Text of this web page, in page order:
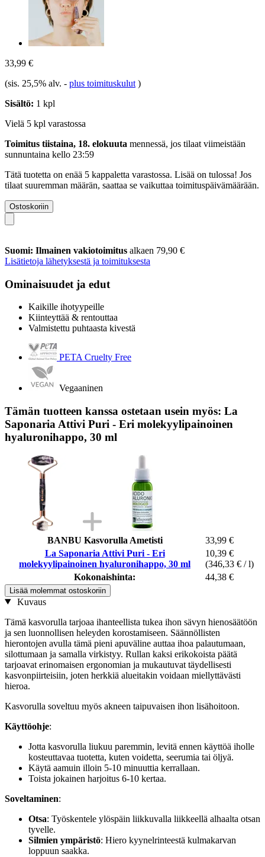
33,99 €
(sis. 25,5% alv. - plus toimituskulut )
Sisältö: 1 kpl
Vielä 5 kpl varastossa
Toimitus tiistaina, 18. elokuuta mennessä, jos tilaat viimeistään
sunnuntaina kello 23:59
Tätä tuotetta on enää 5 kappaletta varastossa. Lisää on tulossa! Jos
tilaat suuremman määrän, saattaa se vaikuttaa toimituspäivämäärään.
Ostoskoriin
Suomi: Ilmainen vakiotoimitus alkaen 79,90 €
Lisätietoja lähetyksestä ja toimituksesta
Ominaisuudet ja edut
Kaikille ihotyypeille
Kiinteyttää & rentouttaa
Valmistettu puhtaasta kivestä
PETA Cruelty Free
Vegaaninen
Tämän tuotteen kanssa ostetaan usein myös: La
Saponaria Attivi Puri - Eri molekyylipainoinen
hyaluronihappo, 30 ml
BANBU Kasvorulla Ametisti
33,99 €
La Saponaria Attivi Puri - Eri
molekyylipainoinen hyaluronihappo, 30 ml
10,39 €
(346,33 € / l)
Kokonaishinta:
44,38 €
Lisää molemmat ostoskoriin
Kuvaus
Tämä kasvorulla tarjoaa ihanteellista tukea ihon sävyn hienosäätöön
ja sen luonnollisen heleyden korostamiseen. Säännöllisten
hierontojen avulla tämä pieni apuväline auttaa ihoa palautumaan,
silottumaan ja samalla virkistyy. Rullan kaksi erikokoista päätä
tarjoavat erinomaisen ergonomian ja mukautuvat täydellisesti
kasvonpiirteisiin, joten herkkiä alueitakin voidaan miellyttävästi
hieroa.
Kasvorulla soveltuu myös akneen taipuvaisen ihon lisähoitoon.
Käyttöohje:
Jotta kasvorulla liukuu paremmin, levitä ennen käyttöä iholle
kosteuttavaa tuotetta, kuten voidetta, seerumia tai öljyä.
Käytä aamuin illoin 5-10 minuuttia kerrallaan.
Toista jokainen harjoitus 6-10 kertaa.
Soveltaminen:
Otsa: Työskentele ylöspäin liikkuvalla liikkeellä alhaalta otsan
tyvelle.
Silmien ympäristö: Hiero kyynelrinteestä kulmakarvan
loppuun saakka.